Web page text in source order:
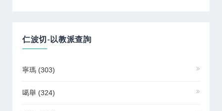
仁波切-以教派查詢
寧瑪 (303)
噶舉 (324)